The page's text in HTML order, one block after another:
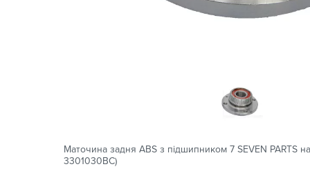
Маточина задня ABS з підшипником 7 SEVEN PARTS
3301030BC)